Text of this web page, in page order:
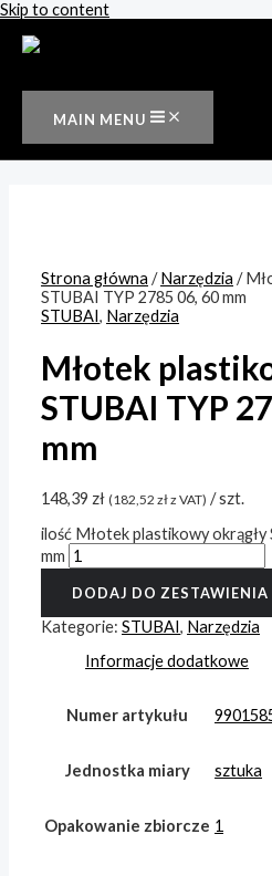
Skip to content
MAIN MENU
Strona główna /Narzędzia /
STUBAI TYP 2785 06, 60 mm
STUBAI, Narzędzia
Młotek
STUBAI TYP
mm
148,39 zł (182,52złz VAT) / szt.
ilość Młotek plastikowy
mm
DODAJ DO ZESTAWIENIA
Kategorie:STUBAI, Narzędzia
Informacje dodatkowe
Numer artykułu
Jednostka miary sztuka
Opakowanie zbiorcze 1